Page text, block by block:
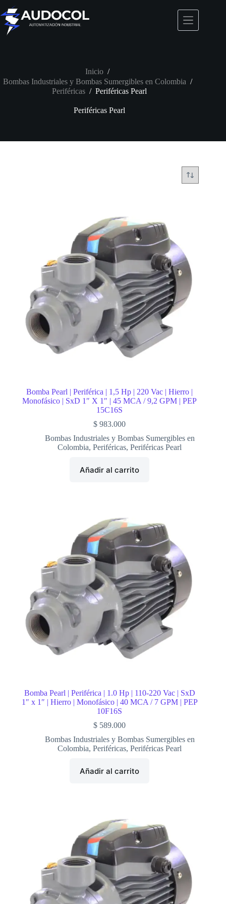
Saltar
al
contenido
Inicio /
Bombas Industriales y Bombas Sumergibles en Colombia /
Periféricas / Periféricas Pearl
Periféricas Pearl
Bomba Pearl | Periférica | 1,5 Hp | 220 Vac | Hierro |
Monofásico | SxD 1″ X 1″ | 45 MCA / 9,2 GPM | PEP
15C16S
$ 983.000
Bombas Industriales y Bombas Sumergibles en
Colombia,Periféricas,Periféricas Pearl
Añadir al carrito
Bomba Pearl | Periférica | 1.0 Hp | 110-220 Vac | SxD
1″ x 1″ | Hierro | Monofásico | 40 MCA / 7 GPM | PEP
10F16S
$ 589.000
Bombas Industriales y Bombas Sumergibles en
Colombia,Periféricas,Periféricas Pearl
Añadir al carrito